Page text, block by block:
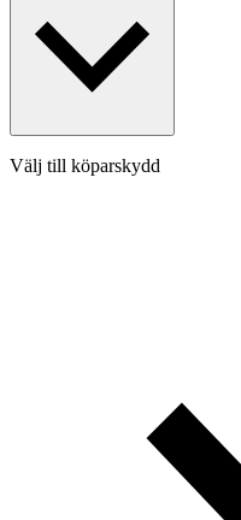
Välj till köparskydd